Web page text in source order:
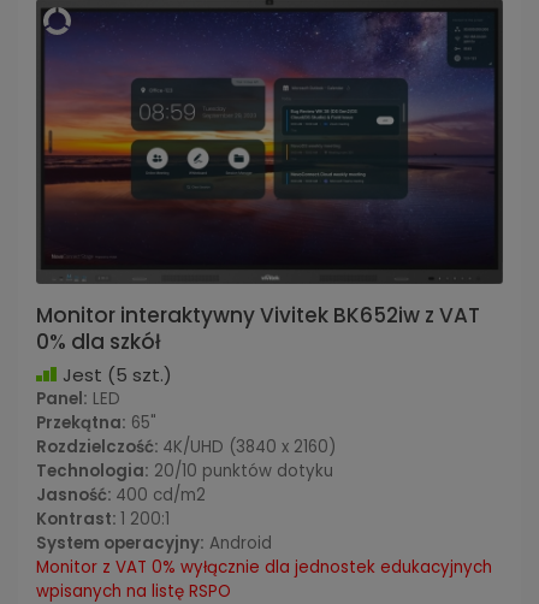
Monitor interaktywny Vivitek BK652iw z VAT
0% dla szkół
Jest (5 szt.)
Panel: LED
Przekątna: 65"
Rozdzielczość: 4K/UHD (3840 x 2160)
Technologia: 20/10 punktów dotyku
Jasność: 400 cd/m2
Kontrast: 1 200:1
System operacyjny: Android
Monitor z VAT 0% wyłącznie dla jednostek edukacyjnych
wpisanych na listę RSPO